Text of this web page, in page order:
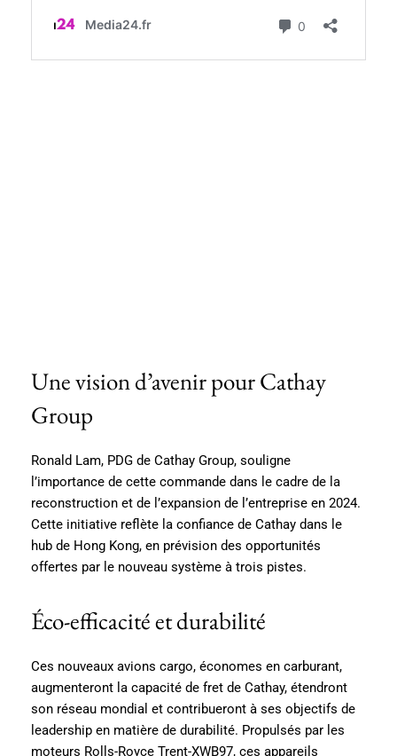
Une vision d’avenir pour Cathay
Group
Ronald Lam, PDG de Cathay Group, souligne
l’importance de cette commande dans le cadre de la
reconstruction et de l’expansion de l’entreprise en 2024.
Cette initiative reflète la confiance de Cathay dans le
hub de Hong Kong, en prévision des opportunités
offertes par le nouveau système à trois pistes.
Éco-efficacité et durabilité
Ces nouveaux avions cargo, économes en carburant,
augmenteront la capacité de fret de Cathay, étendront
son réseau mondial et contribueront à ses objectifs de
leadership en matière de durabilité. Propulsés par les
moteurs Rolls-Royce Trent-XWB97, ces appareils